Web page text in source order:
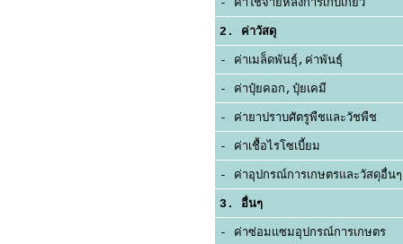
- ค่าใช้จ่ายหลังการเก็บเกี่ยว
2. ค่าวัสดุ
- ค่าเมล็ดพันธุ์,ค่าพันธุ์
- ค่าปุ๋ยคอก,ปุ๋ยเคมี
- ค่ายาปราบศัตรูพืชและวัชพืช
- ค่าเชื้อไรโซเบี้ยม
- ค่าอุปกรณ์การเกษตรและวัสดุอื่นๆ
3. อื่นๆ
- ค่าซ่อมแซมอุปกรณ์การเกษตร